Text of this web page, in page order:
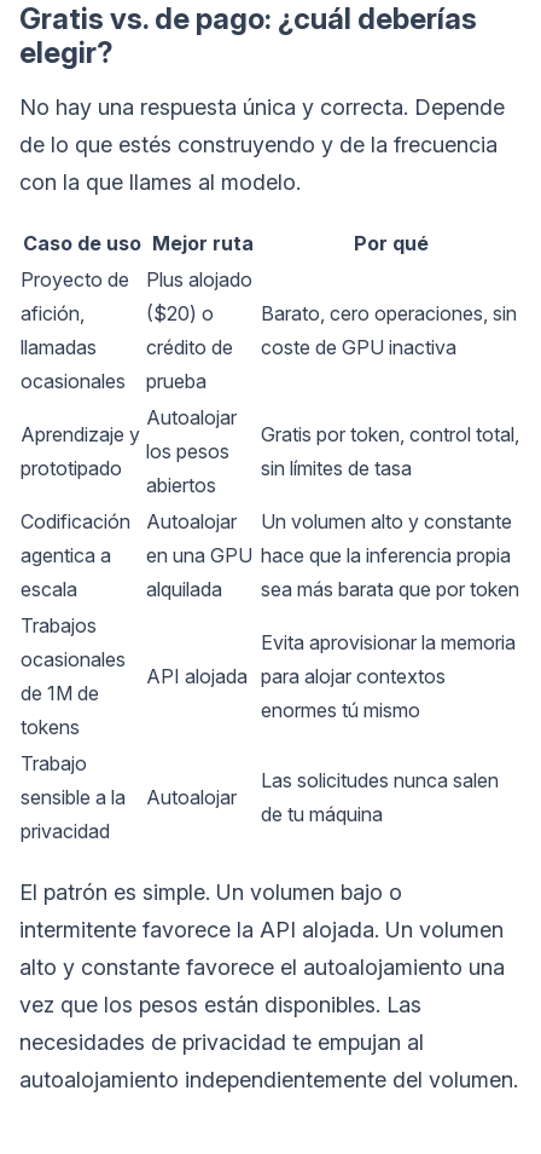
Gratis vs. de pago: ¿cuál deberías
elegir?
No hay una respuesta única y correcta. Depende
de lo que estés construyendo y de la frecuencia
con la que llames al modelo.
Caso de uso Mejor ruta
Por qué
Proyecto de
afición,
llamadas
ocasionales
Plus alojado
($20) o
crédito de
prueba
Barato, cero operaciones, sin
coste de GPU inactiva
Aprendizaje y
prototipado
Autoalojar
los pesos
abiertos
Gratis por token, control total,
sin límites de tasa
Codificación
agentica a
escala
Autoalojar
en una GPU
alquilada
Un volumen alto y constante
hace que la inferencia propia
sea más barata que por token
Trabajos
ocasionales
de 1M de
tokens
API alojada
Evita aprovisionar la memoria
para alojar contextos
enormes tú mismo
Trabajo
sensible a la
privacidad
Autoalojar
Las solicitudes nunca salen
de tu máquina
El patrón es simple. Un volumen bajo o
intermitente favorece la API alojada. Un volumen
alto y constante favorece el autoalojamiento una
vez que los pesos están disponibles. Las
necesidades de privacidad te empujan al
autoalojamiento independientemente del volumen.